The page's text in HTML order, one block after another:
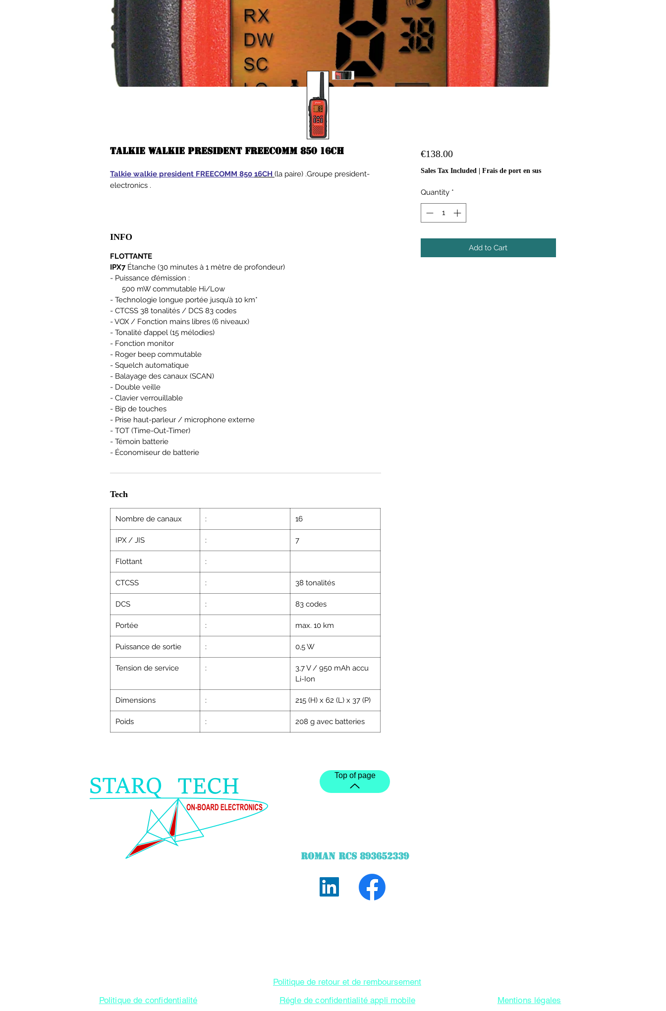
Talkie walkie president FREECOMM 850 16CH
Talkie walkie president FREECOMM 850 16CH (la paire) .Groupe president-
electronics .
INFO
FLOTTANTE
IPX7Étanche (30 minutes à 1 mètre de profondeur)
- Puissance d’émission :
500 mW commutable Hi/Low
- Technologie longue portée jusqu’à 10 km*
- CTCSS 38 tonalités / DCS 83 codes
- VOX / Fonction mains libres (6 niveaux)
- Tonalité d’appel (15 mélodies)
- Fonction monitor
- Roger beep commutable
- Squelch automatique
- Balayage des canaux (SCAN)
- Double veille
- Clavier verrouillable
- Bip de touches
- Prise haut-parleur / microphone externe
- TOT (Time-Out-Timer)
- Témoin batterie
- Économiseur de batterie
Tech
Nombre de canaux : 16
IPX / JIS : 7
Flottant :
CTCSS : 38 tonalités
DCS : 83 codes
Portée : max. 10 km
Puissance de sortie : 0,5 W
Tension de service :
3,7 V / 950 mAh accu
Li-Ion
Dimensions : 215 (H) x 62 (L) x 37 (P)
Poids : 208 g avec batteries
€138.00Price
Sales Tax Included| Frais de port en sus
Quantity *
Add to Cart
Top of page
ROMAN RCS 893652339
Politique de retour et de remboursement
Politique de confidentialité
Régle de confidentialité appli mobile Mentions légales